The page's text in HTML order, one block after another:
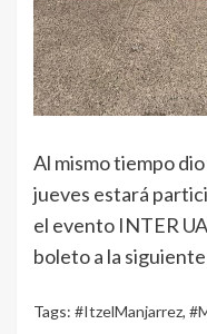
Al mismo tiempo
jueves estará
el evento INTER
boleto a la
Tags: #ItzelManjarrez,